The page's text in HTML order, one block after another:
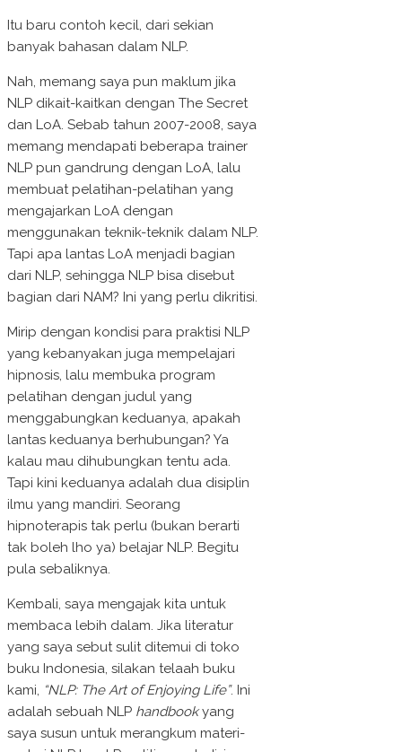
Itu baru contoh kecil, dari sekian
banyak bahasan dalam NLP.
Nah, memang saya pun maklum jika
NLP dikait-kaitkan dengan The Secret
dan LoA. Sebab tahun 2007-2008, saya
memang mendapati beberapa trainer
NLP pun gandrung dengan LoA, lalu
membuat pelatihan-pelatihan yang
mengajarkan LoA dengan
menggunakan teknik-teknik dalam NLP.
Tapi apa lantas LoA menjadi bagian
dari NLP, sehingga NLP bisa disebut
bagian dari NAM? Ini yang perlu dikritisi.
Mirip dengan kondisi para praktisi NLP
yang kebanyakan juga mempelajari
hipnosis, lalu membuka program
pelatihan dengan judul yang
menggabungkan keduanya, apakah
lantas keduanya berhubungan? Ya
kalau mau dihubungkan tentu ada.
Tapi kini keduanya adalah dua disiplin
ilmu yang mandiri. Seorang
hipnoterapis tak perlu (bukan berarti
tak boleh lho ya) belajar NLP. Begitu
pula sebaliknya.
Kembali, saya mengajak kita untuk
membaca lebih dalam. Jika literatur
yang saya sebut sulit ditemui di toko
buku Indonesia, silakan telaah buku
kami, “NLP: The Art of Enjoying Life”. Ini
adalah sebuah NLP handbookyang
saya susun untuk merangkum materi-